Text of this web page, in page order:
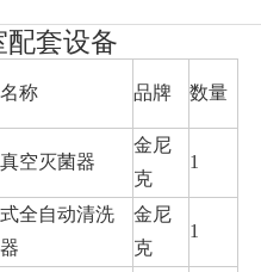
套设备
称 品牌 数量
空灭菌器
金尼
克
1
全自动清洗
金尼
克
1